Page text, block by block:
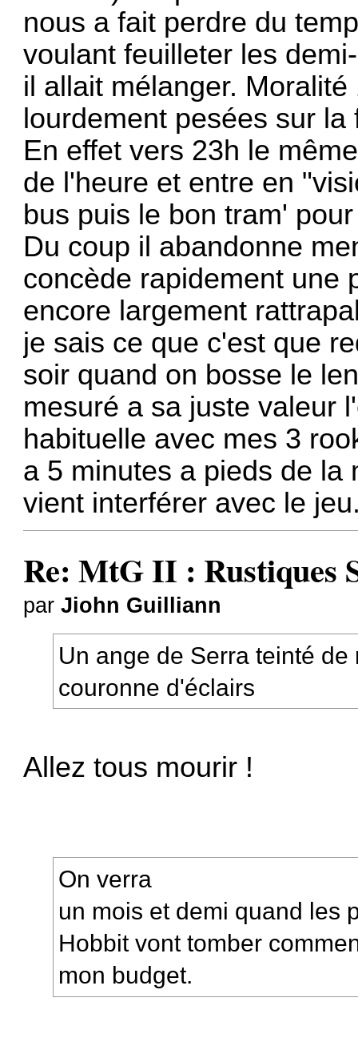
nous a fait perdre du
voulant feuilleter les
il allait mélanger.
lourdement pesées sur la
En effet vers 23h le
de l'heure et entre en
bus puis le bon tram'
Du coup il abandonne
concède rapidement une
encore largement
je sais ce que c'est que
soir quand on bosse le
mesuré a sa juste valeur
habituelle avec mes 3
a 5 minutes a pieds de la
vient interférer avec le
Re: MtG II : Rustiques
parJiohn Guilliann
Un ange de Serra teinté
couronne d'éclairs
Allez tous mourir !
On verra
un mois et demi quand les
Hobbit vont tomber
mon budget.